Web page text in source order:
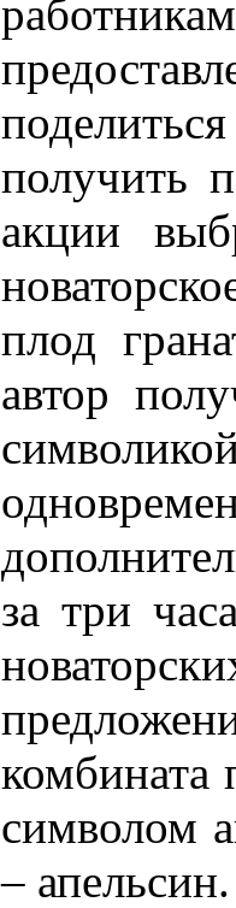
получить
акции
плод
автор
за три
комбината
символом
–